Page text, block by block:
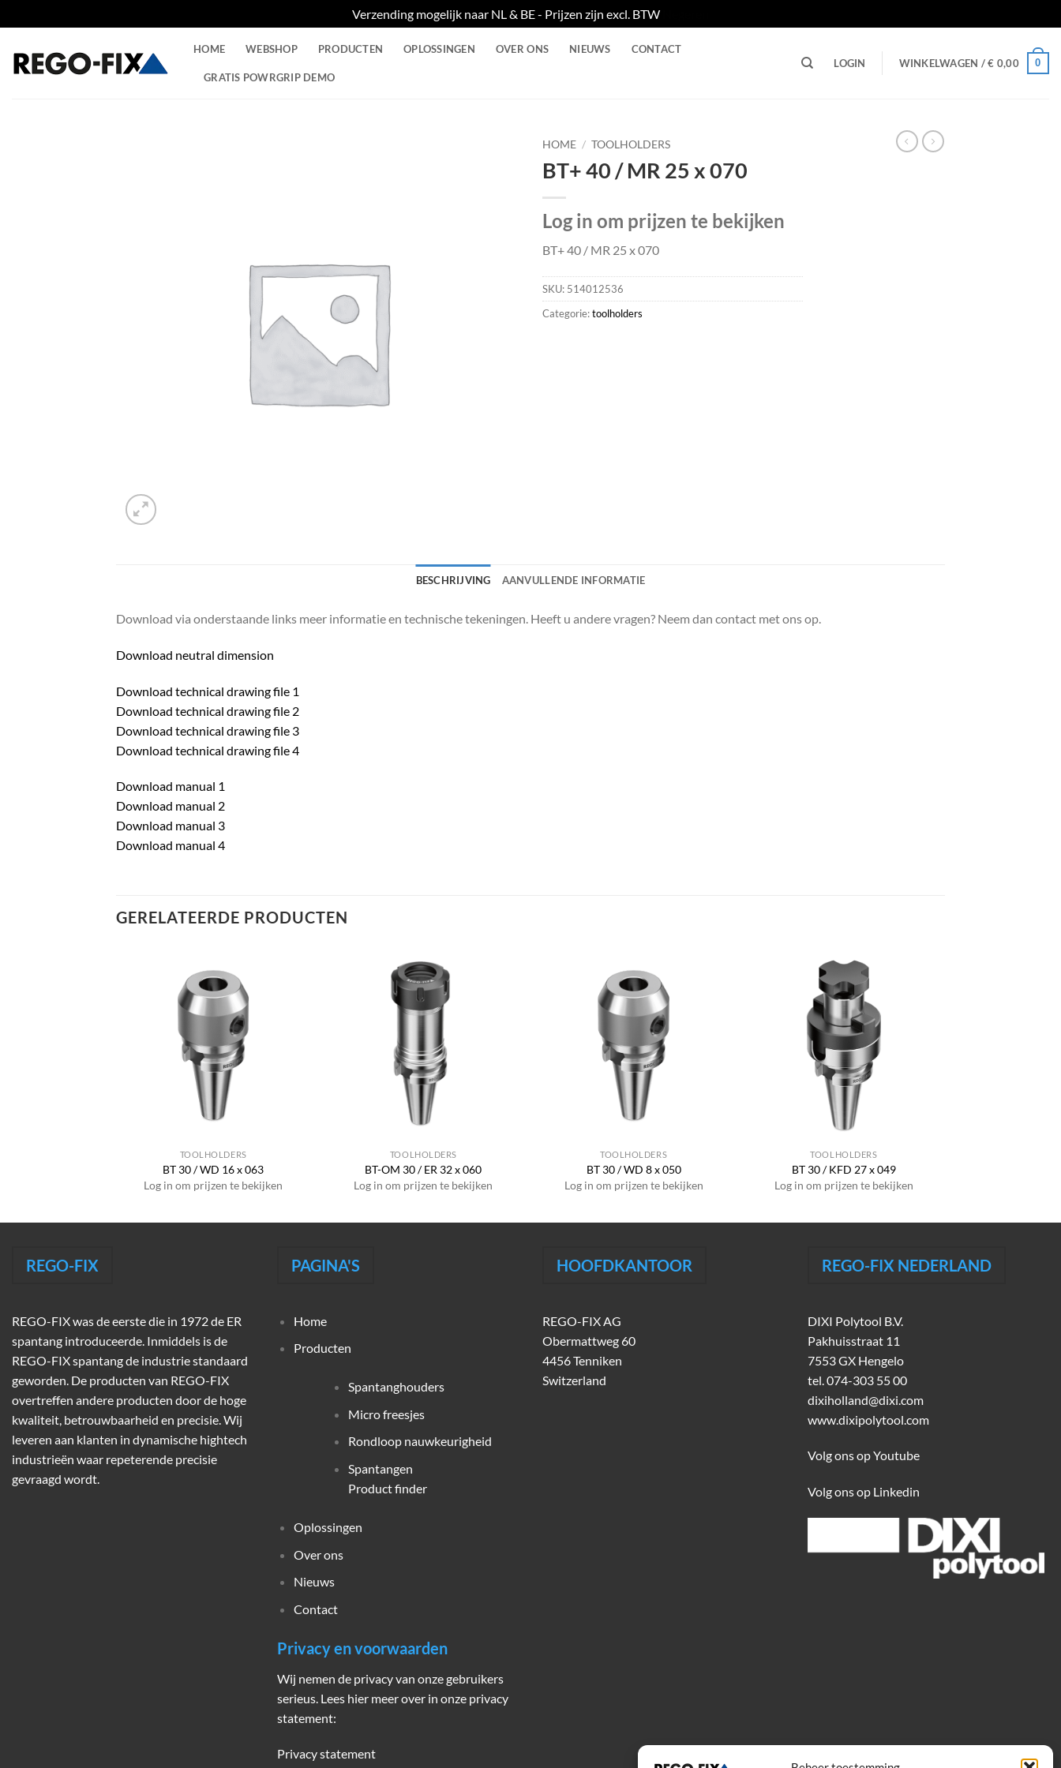
Verzending mogelijk naar NL & BE - Prijzen zijn excl. BTW
naar
inhoud
HOME WEBSHOP PRODUCTEN OPLOSSINGEN OVER ONS NIEUWS CONTACT
GRATIS POWRGRIP DEMO
LOGIN WINKELWAGEN /€ 0,00 0
HOME / TOOLHOLDERS
BT+ 40 / MR 25 x 070
Log in om prijzen te bekijken
BT+ 40 / MR 25 x 070
SKU: 514012536
Categorie:toolholders
BESCHRIJVING AANVULLENDE INFORMATIE
Download via onderstaande links meer informatie en technische tekeningen. Heeft u andere vragen? Neem dan contact met ons op.
Download neutral dimension
Download technical drawing file 1
Download technical drawing file 2
Download technical drawing file 3
Download technical drawing file 4
Download manual 1
Download manual 2
Download manual 3
Download manual 4
GERELATEERDE PRODUCTEN
TOOLHOLDERS
BT 30 / WD 16 x 063
Log in om prijzen te bekijken
TOOLHOLDERS
BT-OM 30 / ER 32 x 060
Log in om prijzen te bekijken
TOOLHOLDERS
BT 30 / WD 8 x 050
Log in om prijzen te bekijken
TOOLHOLDERS
BT 30 / KFD 27 x 049
Log in om prijzen te bekijken
REGO-FIX
REGO-FIX was de eerste die in 1972 de ER
spantang introduceerde. Inmiddels is de
REGO-FIX spantang de industrie standaard
geworden. De producten van REGO-FIX
overtreffen andere producten door de hoge
kwaliteit, betrouwbaarheid en precisie. Wij
leveren aan klanten in dynamische hightech
industrieën waar repeterende precisie
gevraagd wordt.
PAGINA'S
Home
Producten
Spantanghouders
Micro freesjes
Rondloop nauwkeurigheid
Spantangen
Product finder
Oplossingen
Over ons
Nieuws
Contact
Privacy en voorwaarden
Wij nemen de privacy van onze gebruikers
serieus. Lees hier meer over in onze privacy
statement:
Privacy statement
HOOFDKANTOOR
REGO-FIX AG
Obermattweg 60
4456 Tenniken
Switzerland
REGO-FIX NEDERLAND
DIXI Polytool B.V.
Pakhuisstraat 11
7553 GX Hengelo
tel. 074-303 55 00
dixiholland@dixi.com
www.dixipolytool.com
Volg ons op Youtube
Volg ons op Linkedin